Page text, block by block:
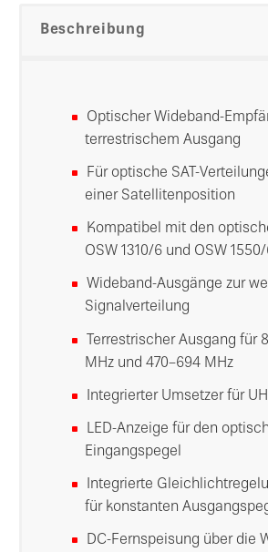
Beschreibung
Optischer Wideband-
terrestrischem Ausgang
Für optische SAT-
einer Satellitenposition
Kompatibel mit den
OSW 1310/6 und OSW
Wideband-Ausgänge zur
Signalverteilung
Terrestrischer Ausgang für
MHz und 470–694 MHz
Integrierter Umsetzer für
LED-Anzeige für den
Eingangspegel
Integrierte
für konstanten
DC-Fernspeisung über die